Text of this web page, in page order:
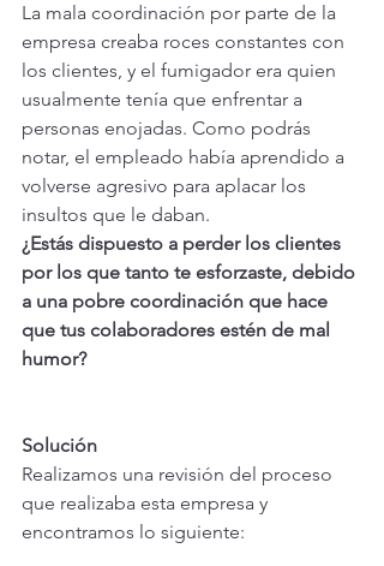
La mala coordinación por parte de la
empresa creaba roces constantes con
los clientes, y el fumigador era quien
usualmente tenía que enfrentar a
personas enojadas. Como podrás
notar, el empleado había aprendido a
volverse agresivo para aplacar los
insultos que le daban.
¿Estás dispuesto a perder los clientes
por los que tanto te esforzaste, debido
a una pobre coordinación que hace
que tus colaboradores estén de mal
humor?
Solución
Realizamos una revisión del proceso
que realizaba esta empresa y
encontramos lo siguiente: